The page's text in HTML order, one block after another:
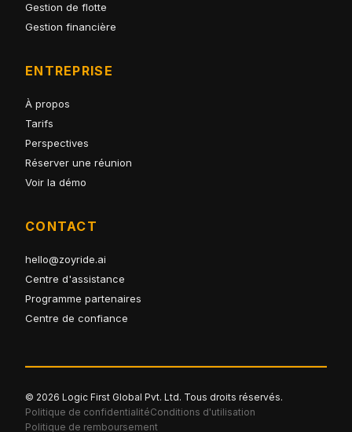
Gestion de flotte
Gestion financière
ENTREPRISE
À propos
Tarifs
Perspectives
Réserver une réunion
Voir la démo
CONTACT
hello@zoyride.ai
Centre d'assistance
Programme partenaires
Centre de confiance
© 2026 Logic First Global Pvt. Ltd. Tous droits réservés.
Politique de confidentialitéConditions d'utilisation
Politique de remboursement